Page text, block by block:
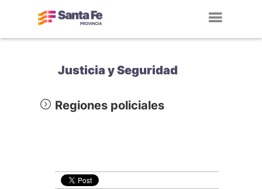
Justicia y Seguridad
Regiones policiales